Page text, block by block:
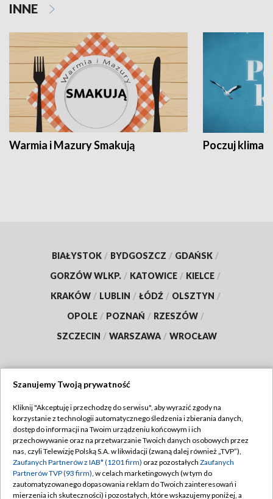
INNE
Warmia i Mazury Smakują Poczuj klimat
BIAŁYSTOK / BYDGOSZCZ / GDAŃSK /
GORZÓW WLKP. / KATOWICE / KIELCE /
KRAKÓW / LUBLIN / ŁÓDŹ / OLSZTYN /
OPOLE / POZNAŃ / RZESZÓW /
SZCZECIN / WARSZAWA / WROCŁAW
TVP
Abonament TVP
Emisja w TVP
Centrum informacji TVP
Regulamin TVP
Polityka prywatności
Moje zgody
Szanujemy Twoją prywatność
Kliknij "Akceptuję i przechodzę do serwisu", aby wyrazić zgody na
korzystanie z technologii automatycznego śledzenia i zbierania danych,
dostęp do informacji na Twoim urządzeniu końcowym i ich
przechowywanie oraz na przetwarzanie Twoich danych osobowych przez
nas, czyli Telewizję Polską S.A. w likwidacji (zwaną dalej również „TVP”),
Zaufanych Partnerów z IAB* (1201 firm) oraz pozostałych Zaufanych
Partnerów TVP (93 firm), w celach marketingowych (w tym do
zautomatyzowanego dopasowania reklam do Twoich zainteresowań i
mierzenia ich skuteczności) i pozostałych, które wskazujemy poniżej, a